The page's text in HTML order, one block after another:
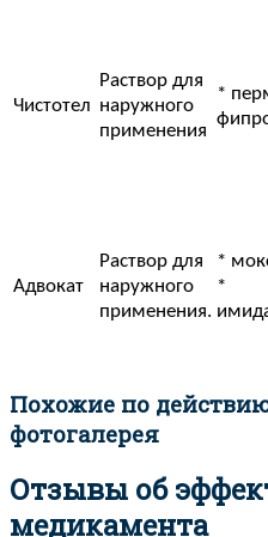
Чистотел
Раствор для
наружного
применения
*
Адвокат
Раствор для
наружного
применения.
*
*
Похожие по
фотогалерея
Отзывы об
медикамента